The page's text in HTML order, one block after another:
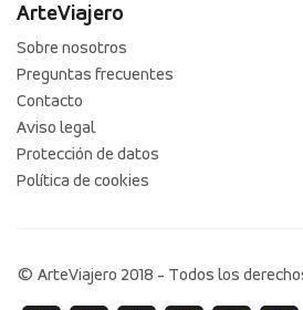
ArteViajero
Sobre nosotros
Preguntas frecuentes
Contacto
Aviso legal
Protección de datos
Política de cookies
© ArteViajero 2018 - Todos los